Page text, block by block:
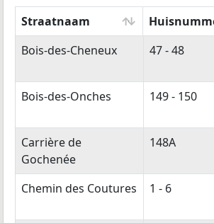
Straatnaam
Straatnaam
Bois-des-Cheneux 47 - 48
Bois-des-Onches 149 - 150
Carrière de
Gochenée
148A
Chemin des Coutures 1 - 6